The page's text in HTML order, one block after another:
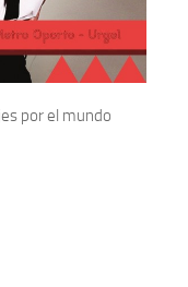
por el mundo